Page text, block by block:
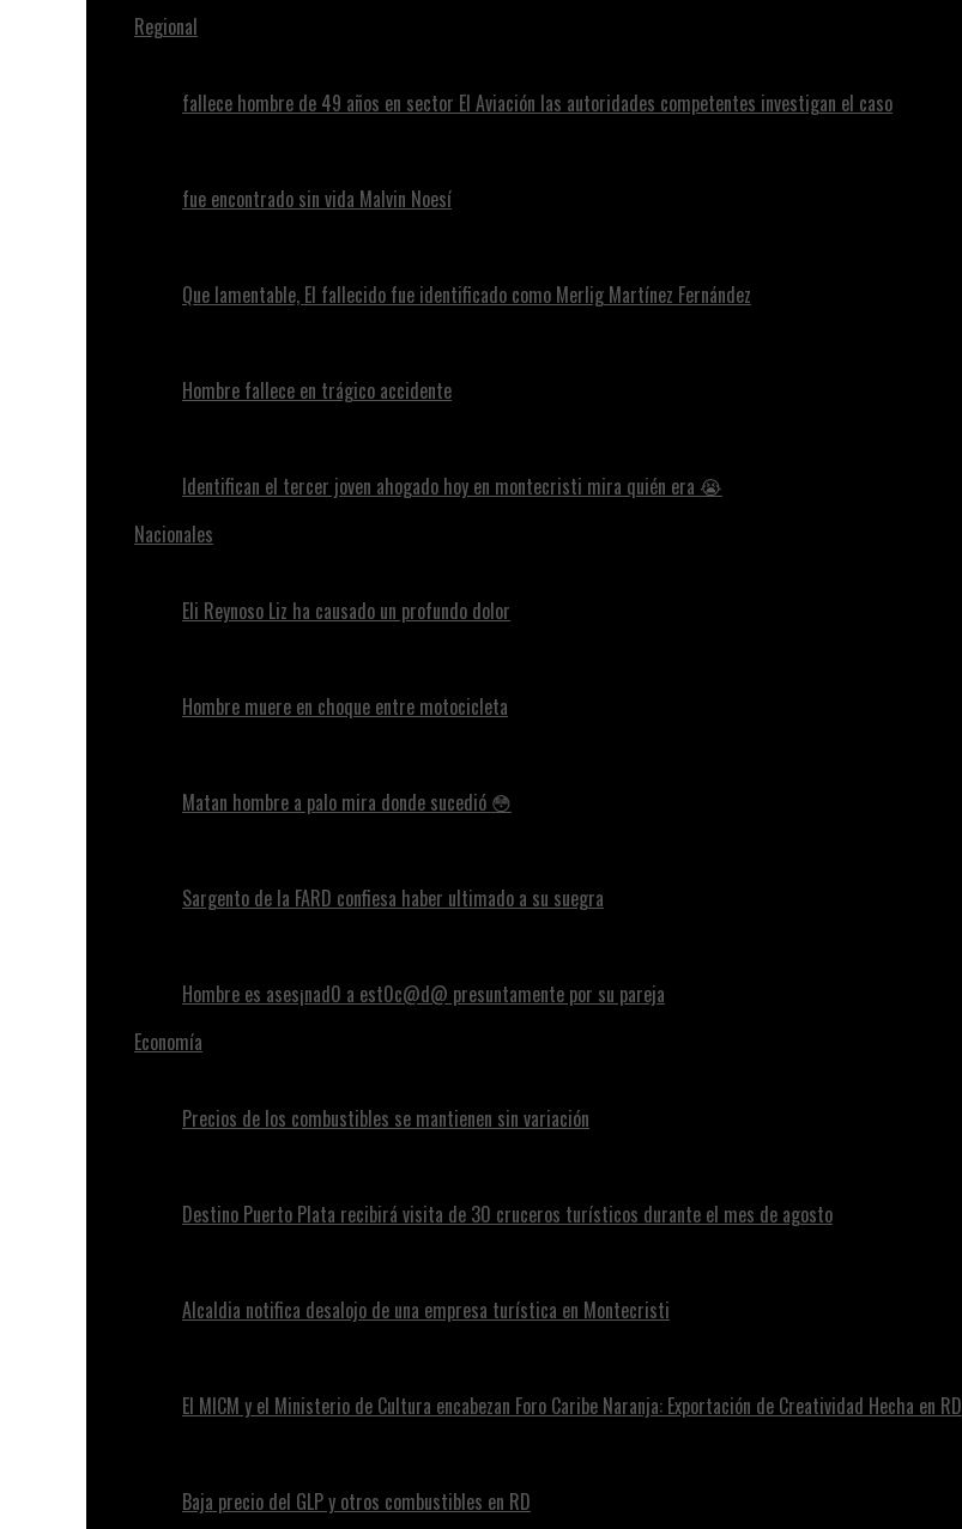
Regional
fallece hombre de 49 años en sector El Aviación las autoridades competentes investigan el caso
fue encontrado sin vida Malvin Noesí
Que lamentable, El fallecido fue identificado como Merlig Martínez Fernández
Hombre fallece en trágico accidente
Identifican el tercer joven ahogado hoy en montecristi mira quién era 😭
Nacionales
Eli Reynoso Liz ha causado un profundo dolor
Hombre muere en choque entre motocicleta
Matan hombre a palo mira donde sucedió 😳
Sargento de la FARD confiesa haber ultimado a su suegra
Hombre es ases¡nad0 a est0c@d@ presuntamente por su pareja
Economía
Precios de los combustibles se mantienen sin variación
Destino Puerto Plata recibirá visita de 30 cruceros turísticos durante el mes de agosto
Alcaldia notifica desalojo de una empresa turística en Montecristi
El MICM y el Ministerio de Cultura encabezan Foro Caribe Naranja: Exportación de Creatividad Hecha en RD
Baja precio del GLP y otros combustibles en RD